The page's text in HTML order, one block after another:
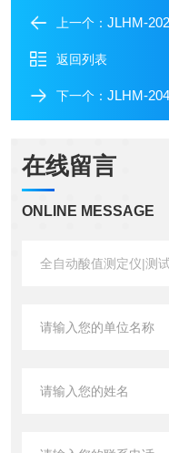
上一个： JLHM-
返回列表
下一个： JLHM-
在线留言
ONLINE MESSAGE